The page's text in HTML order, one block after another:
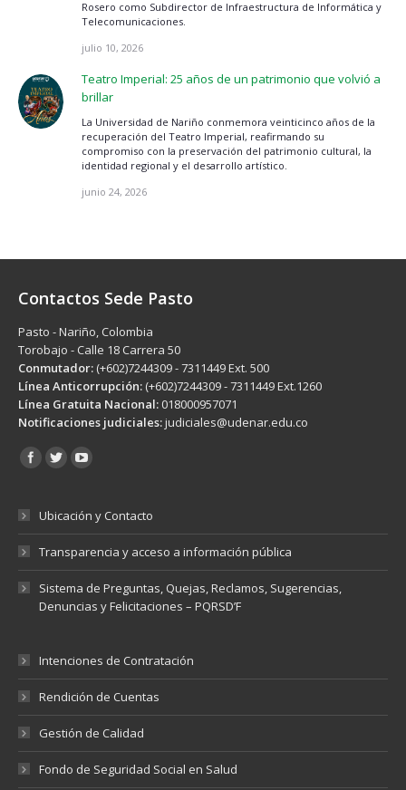
Rosero como Subdirector de Infraestructura de Informática y
Telecomunicaciones.
julio 10, 2026
Teatro Imperial: 25 años de un patrimonio que volvió a
brillar
La Universidad de Nariño conmemora veinticinco años de la
recuperación del Teatro Imperial, reafirmando su
compromiso con la preservación del patrimonio cultural, la
identidad regional y el desarrollo artístico.
junio 24, 2026
Contactos Sede Pasto
Pasto - Nariño, Colombia
Torobajo - Calle 18 Carrera 50
Conmutador: (+602)7244309 - 7311449 Ext. 500
Línea Anticorrupción: (+602)7244309 - 7311449 Ext.1260
Línea Gratuita Nacional: 018000957071
Notificaciones judiciales:judiciales@udenar.edu.co
Encuéntranos en:
Ubicación y Contacto
Transparencia y acceso a información pública
Sistema de Preguntas, Quejas, Reclamos, Sugerencias,
Denuncias y Felicitaciones – PQRSD’F
Intenciones de Contratación
Rendición de Cuentas
Gestión de Calidad
Fondo de Seguridad Social en Salud